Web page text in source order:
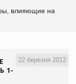
влияющие на
22 березня 2012
1-